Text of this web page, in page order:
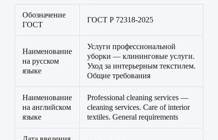
Обозначение
ГОСТ
ГОСТ Р 72318-2025
Наименование
на русском
языке
Услуги профессиональной
уборки — клининговые услуги.
Уход за интерьерным текстилем.
Общие требования
Наименование
на английском
языке
Professional cleaning services —
cleaning services. Care of interior
textiles. General requirements